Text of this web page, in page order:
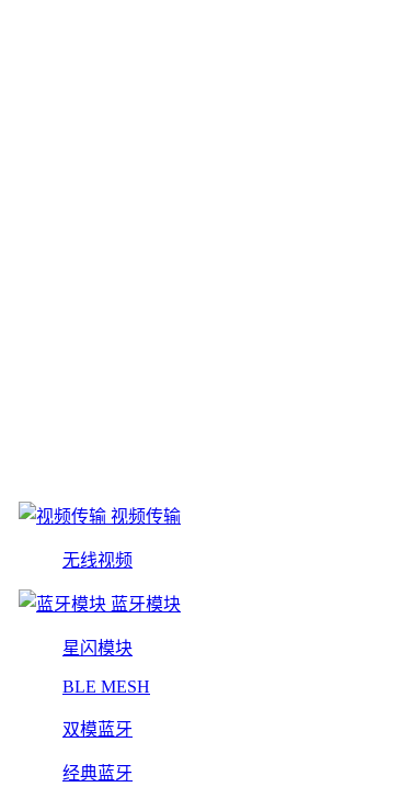
视频传输
无线视频
蓝牙模块
星闪模块
BLE MESH
双模蓝牙
经典蓝牙